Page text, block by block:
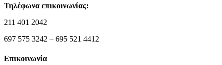
Τηλέφωνα επικοινωνίας:
211 401 2042
697 575 3242 – 695 521 4412
Επικοινωνία